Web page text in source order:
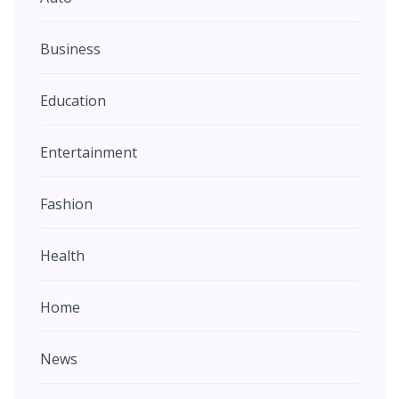
Business
Education
Entertainment
Fashion
Health
Home
News